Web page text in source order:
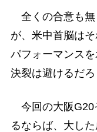
全くの合意も無
が、米中首脳は
パフォーマンス
決裂は避けるだろ
今回の大阪G20
るならば、大し